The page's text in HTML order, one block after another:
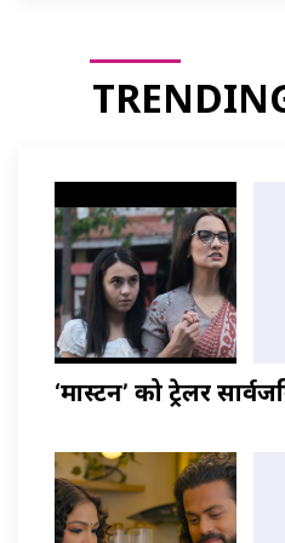
‘मास्टर्नी’ को ट्रेलर